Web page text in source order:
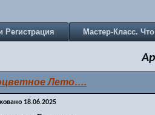
Регистрация Мастер-Класс.
Лето….
18.06.2025